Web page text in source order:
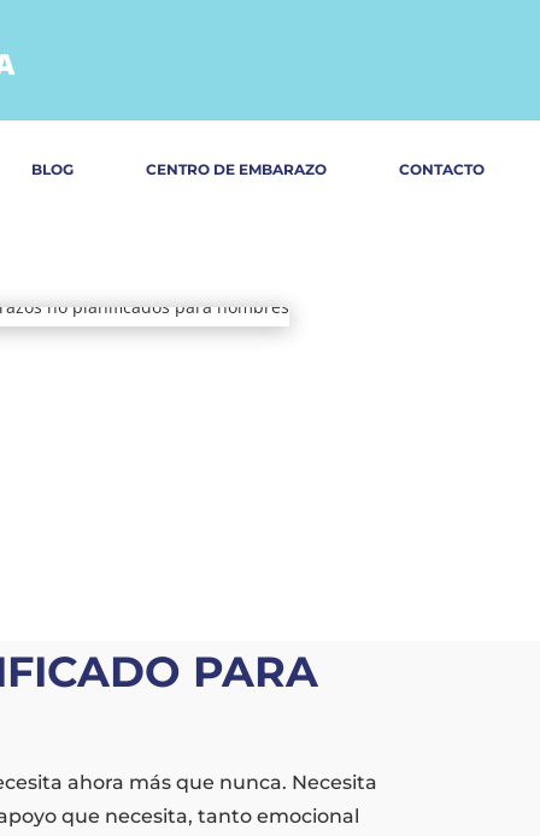
BLOG CENTRO DE EMBARAZO CONTACTO
PARA
ahora más que nunca. Necesita
que necesita, tanto emocional